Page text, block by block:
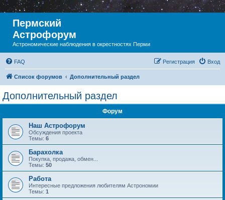
Пермский
Астрофорум
Астрономические наблюдения в окрестностях Перми
FAQ Вход
Регистрация
Список форумов Дополнительный раздел
Дополнительный раздел
Форум
Наш Астрофорум
Обсуждения проекта
Темы: 6
Барахолка
Покупка, продажа, обмен...
Темы: 50
Работа
Интересные предложения любителям Астрономии
Темы: 1